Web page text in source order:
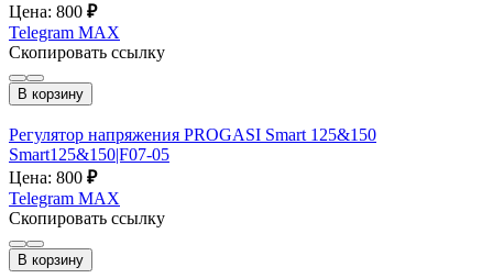
Цена: 800 ₽
Telegram MAX
Скопировать ссылку
В корзину
Регулятор напряжения PROGASI Smart 125&150
Smart125&150|F07-05
Цена: 800 ₽
Telegram MAX
Скопировать ссылку
В корзину